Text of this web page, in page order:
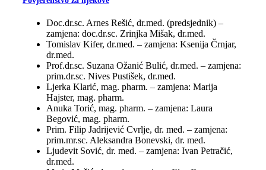
Doc.dr.sc. Arnes Rešić, dr.med. (predsjednik) –
zamjena: doc.dr.sc. Zrinjka Mišak, dr.med.
Tomislav Kifer, dr.med. – zamjena: Ksenija Črnjar,
dr.med.
Prof.dr.sc. Suzana Ožanić Bulić, dr.med. – zamjena:
prim.dr.sc. Nives Pustišek, dr.med.
Ljerka Klarić, mag. pharm. – zamjena: Marija
Hajster, mag. pharm.
Anuka Torić, mag. pharm. – zamjena: Laura
Begović, mag. pharm.
Prim. Filip Jadrijević Cvrlje, dr. med. – zamjena:
prim.mr.sc. Aleksandra Bonevski, dr. med.
Ljudevit Sović, dr. med. – zamjena: Ivan Petračić,
dr.med.